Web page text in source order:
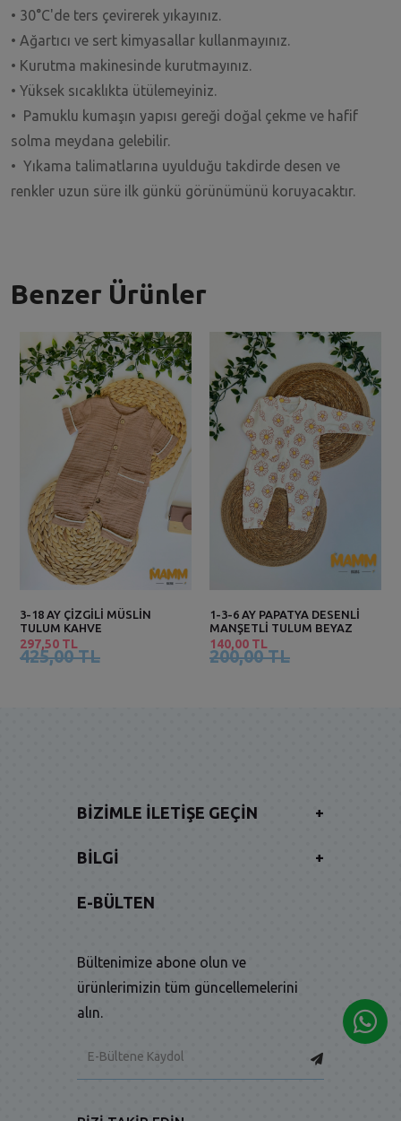
• 30°C'de ters çevirerek yıkayınız.
• Ağartıcı ve sert kimyasallar kullanmayınız.
• Kurutma makinesinde kurutmayınız.
• Yüksek sıcaklıkta ütülemeyiniz.
• Pamuklu kumaşın yapısı gereği doğal çekme ve hafif
solma meydana gelebilir.
• Yıkama talimatlarına uyulduğu takdirde desen ve
renkler uzun süre ilk günkü görünümünü koruyacaktır.
Benzer Ürünler
3-18 AY ÇİZGİLİ MÜSLİN
TULUM KAHVE
297,50 TL
425,00 TL
1-3-6 AY PAPATYA DESENLİ
MANŞETLİ TULUM BEYAZ
140,00 TL
200,00 TL
BIZIMLE İLETIŞE GEÇIN +
BILGI +
E-BÜLTEN
Bültenimize abone olun ve
ürünlerimizin tüm güncellemelerini
alın.